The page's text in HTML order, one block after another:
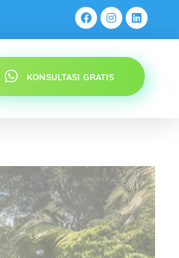
KONSULTASI GRATIS